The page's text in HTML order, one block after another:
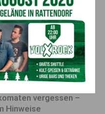
bleibt unersetzbar“ –
Abschied
vergessen –
Hinweise